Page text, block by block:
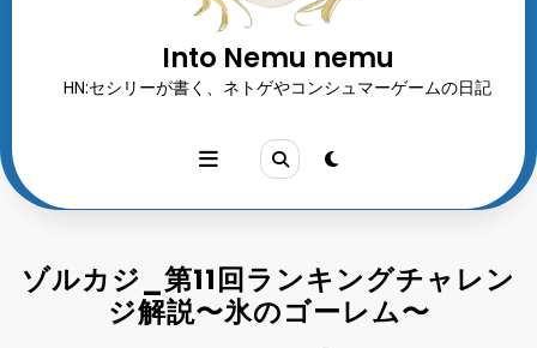
Into Nemu nemu
HN:セシリーが書く、ネトゲやコンシュマーゲームの日記
ゾルカジ_第11回ランキングチャレン
ジ解説〜氷のゴーレム〜